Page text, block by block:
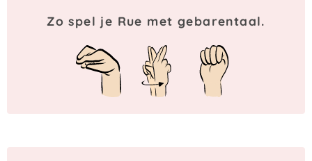
Zo spel je Rue met gebarentaal.